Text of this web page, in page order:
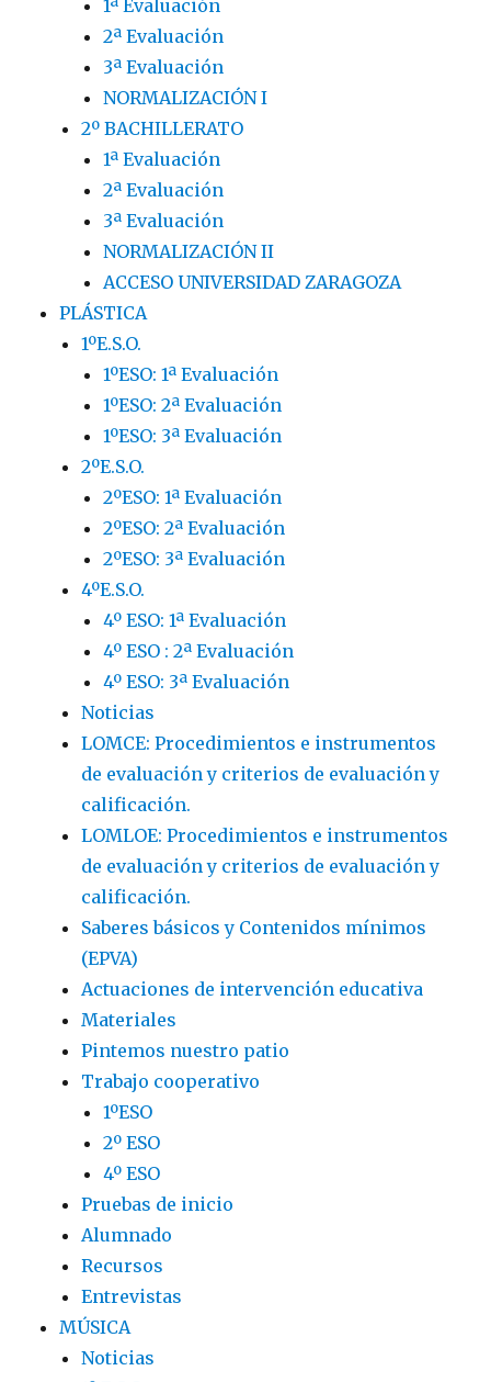
1ª Evaluación
2ª Evaluación
3ª Evaluación
NORMALIZACIÓN I
2º BACHILLERATO
1ª Evaluación
2ª Evaluación
3ª Evaluación
NORMALIZACIÓN II
ACCESO UNIVERSIDAD ZARAGOZA
PLÁSTICA
1ºE.S.O.
1ºESO: 1ª Evaluación
1ºESO: 2ª Evaluación
1ºESO: 3ª Evaluación
2ºE.S.O.
2ºESO: 1ª Evaluación
2ºESO: 2ª Evaluación
2ºESO: 3ª Evaluación
4ºE.S.O.
4º ESO: 1ª Evaluación
4º ESO : 2ª Evaluación
4º ESO: 3ª Evaluación
Noticias
LOMCE: Procedimientos e instrumentos
de evaluación y criterios de evaluación y
calificación.
LOMLOE: Procedimientos e instrumentos
de evaluación y criterios de evaluación y
calificación.
Saberes básicos y Contenidos mínimos
(EPVA)
Actuaciones de intervención educativa
Materiales
Pintemos nuestro patio
Trabajo cooperativo
1ºESO
2º ESO
4º ESO
Pruebas de inicio
Alumnado
Recursos
Entrevistas
MÚSICA
Noticias